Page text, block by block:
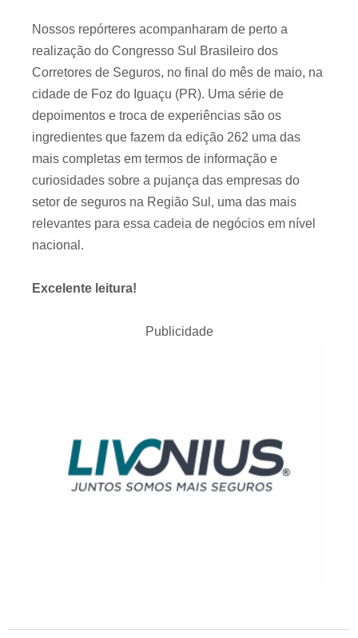
Nossos repórteres acompanharam de perto a
realização do Congresso Sul Brasileiro dos
Corretores de Seguros, no final do mês de maio, na
cidade de Foz do Iguaçu (PR). Uma série de
depoimentos e troca de experiências são os
ingredientes que fazem da edição 262 uma das
mais completas em termos de informação e
curiosidades sobre a pujança das empresas do
setor de seguros na Região Sul, uma das mais
relevantes para essa cadeia de negócios em nível
nacional.
Excelente leitura!
Publicidade